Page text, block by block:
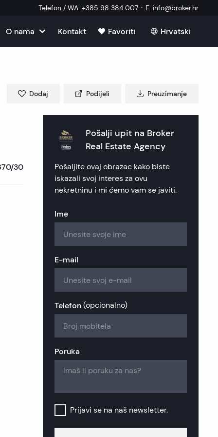
Telefon / WA: +385 98 384 007 · E: info@broker.hr
u Hrvatskoj
u Hrvatskoj
u Hrvatskoj
O nama
vanjski suradnik
postavljana pitanja
Kontakt Favoriti Hrvatski
30
Dodaj Podijeli Preuzimanje
Pošalji upit na Broker
Real Estate Agency
Pošaljite ovaj obrazac kako biste
iskazali svoj interes za ovu
nekretninu i mi ćemo vam se javiti.
Ime
E-mail
Telefon (opcionalno)
Poruka
Prijavi se na naš newsletter.